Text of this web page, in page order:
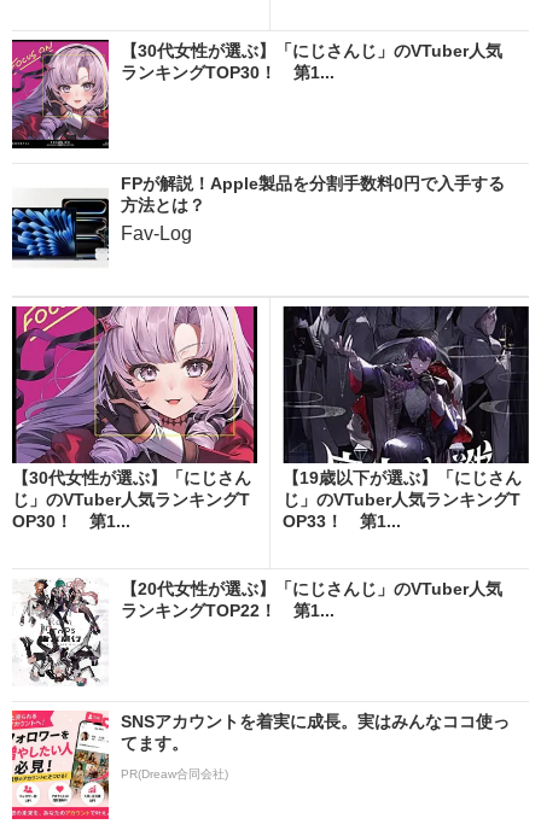
【30代女性が選ぶ】「にじさんじ」のVTuber人気
ランキングTOP30！ 第1...
FPが解説！Apple製品を分割手数料0円で入手する
方法とは？
Fav-Log
【30代女性が選ぶ】「にじさん
じ」のVTuber人気ランキングT
OP30！ 第1...
【19歳以下が選ぶ】「にじさん
じ」のVTuber人気ランキングT
OP33！ 第1...
【20代女性が選ぶ】「にじさんじ」のVTuber人気
ランキングTOP22！ 第1...
SNSアカウントを着実に成長。実はみんなココ使っ
てます。
PR(Dreaw合同会社)